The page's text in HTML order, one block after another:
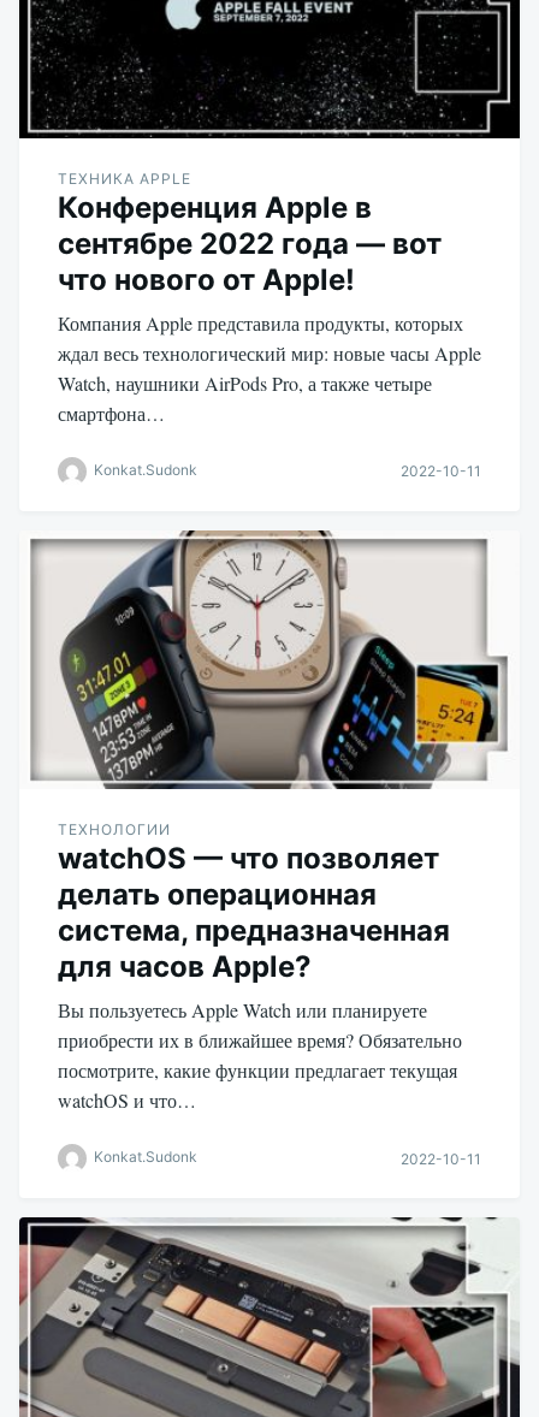
ТЕХНИКА APPLE
Конференция Apple в
сентябре 2022 года — вот
что нового от Apple!
Компания Apple представила продукты, которых
ждал весь технологический мир: новые часы Apple
Watch, наушники AirPods Pro, а также четыре
смартфона…
Konkat.Sudonk 2022-10-11
ТЕХНОЛОГИИ
watchOS — что позволяет
делать операционная
система, предназначенная
для часов Apple?
Вы пользуетесь Apple Watch или планируете
приобрести их в ближайшее время? Обязательно
посмотрите, какие функции предлагает текущая
watchOS и что…
Konkat.Sudonk 2022-10-11